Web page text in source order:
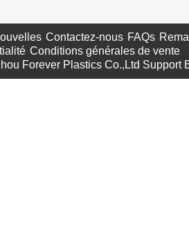
Contactez-nous FAQs
Conditions générales de vente
Forever Plastics Co.,Ltd Support